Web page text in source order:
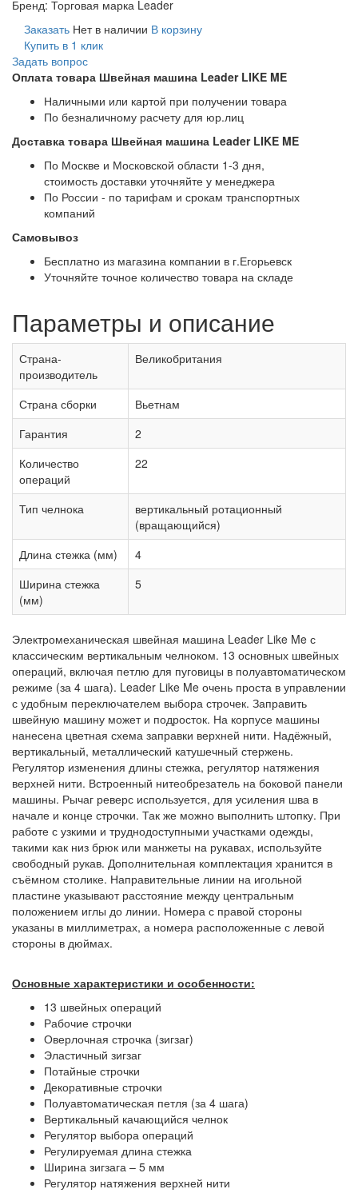
Бренд: Торговая марка Leader
Заказать Нет в наличии В корзину
Купить в 1 клик
Задать вопрос
Оплата товара Швейная машина Leader LIKE ME
Наличными или картой при получении товара
По безналичному расчету для юр.лиц
Доставка товара Швейная машина Leader LIKE ME
По Москве и Московской области 1-3 дня,
стоимость доставки уточняйте у менеджера
По России - по тарифам и срокам транспортных
компаний
Самовывоз
Бесплатно из магазина компании в г.Егорьевск
Уточняйте точное количество товара на складе
Параметры и описание
Страна-
производитель
Великобритания
Страна сборки
Вьетнам
Гарантия
2
Количество
операций
22
Тип челнока
вертикальный ротационный
(вращающийся)
Длина стежка (мм)
4
Ширина стежка
(мм)
5
Электромеханическая швейная машина Leader Like Me с
классическим вертикальным челноком. 13 основных швейных
операций, включая петлю для пуговицы в полуавтоматическом
режиме (за 4 шага). Leader Like Me очень проста в управлении
с удобным переключателем выбора строчек. Заправить
швейную машину может и подросток. На корпусе машины
нанесена цветная схема заправки верхней нити. Надёжный,
вертикальный, металлический катушечный стержень.
Регулятор изменения длины стежка, регулятор натяжения
верхней нити. Встроенный нитеобрезатель на боковой панели
машины. Рычаг реверс используется, для усиления шва в
начале и конце строчки. Так же можно выполнить штопку. При
работе с узкими и труднодоступными участками одежды,
такими как низ брюк или манжеты на рукавах, используйте
свободный рукав. Дополнительная комплектация хранится в
съёмном столике. Направительные линии на игольной
пластине указывают расстояние между центральным
положением иглы до линии. Номера с правой стороны
указаны в миллиметрах, а номера расположенные с левой
стороны в дюймах.
Основные характеристики и особенности:
13 швейных операций
Рабочие строчки
Оверлочная строчка (зигзаг)
Эластичный зигзаг
Потайные строчки
Декоративные строчки
Полуавтоматическая петля (за 4 шага)
Вертикальный качающийся челнок
Регулятор выбора операций
Регулируемая длина стежка
Ширина зигзага – 5 мм
Регулятор натяжения верхней нити